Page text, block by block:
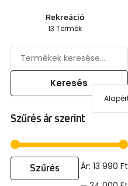
Rekreáció
13 Termék
Keresés
Szűrés ár szerint
Szűrés Ár: 13 990 Ft